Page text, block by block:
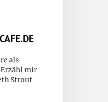
als
mir
Strout